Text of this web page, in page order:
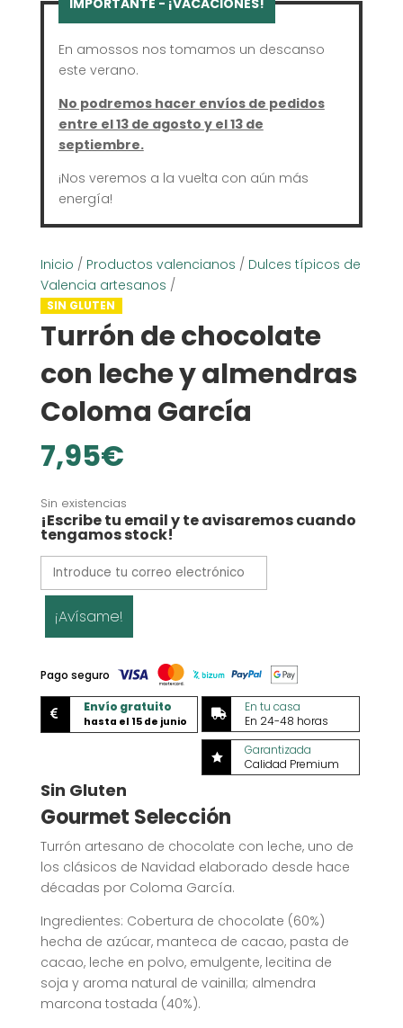
En amossos nos tomamos un descanso
este verano.
No podremos hacer envíos de pedidos
entre el 13 de agosto y el 13 de
septiembre.
¡Nos veremos a la vuelta con aún más
energía!
Inicio / Productos valencianos / Dulces típicos de
Valencia artesanos /
SIN GLUTEN
Turrón de chocolate
con leche y almendras
Coloma García
7,95€
Sin existencias
¡Escribe tu email y te avisaremos cuando
tengamos stock!
¡Avísame!
Pago seguro
 Envío gratuito
hasta el 15 de junio

En tu casa
En 24-48 horas

Garantizada
Calidad Premium
Sin Gluten
Gourmet Selección
Turrón artesano de chocolate con leche, uno de
los clásicos de Navidad elaborado desde hace
décadas por Coloma García.
Ingredientes: Cobertura de chocolate (60%)
hecha de azúcar, manteca de cacao, pasta de
cacao, leche en polvo, emulgente, lecitina de
soja y aroma natural de vainilla; almendra
marcona tostada (40%).